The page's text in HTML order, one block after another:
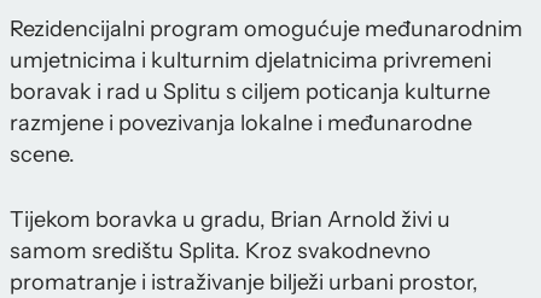
Rezidencijalni program omogućuje međunarodnim
umjetnicima i kulturnim djelatnicima privremeni
boravak i rad u Splitu s ciljem poticanja kulturne
razmjene i povezivanja lokalne i međunarodne
scene.
Tijekom boravka u gradu, Brian Arnold živi u
samom središtu Splita. Kroz svakodnevno
promatranje i istraživanje bilježi urbani prostor,